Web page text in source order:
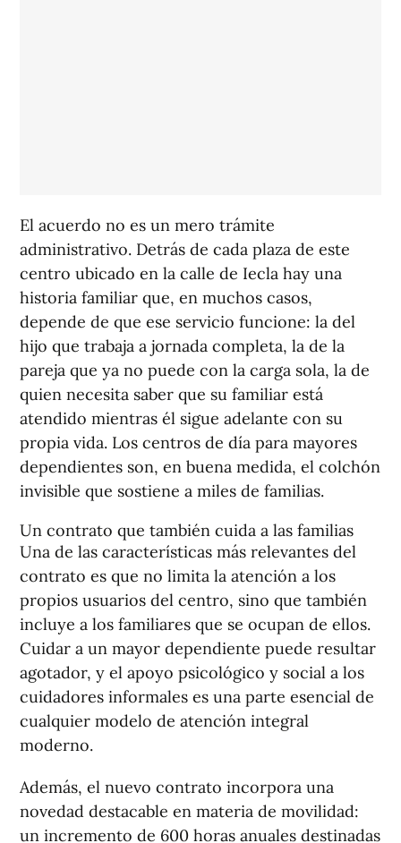
El acuerdo no es un mero trámite
administrativo. Detrás de cada plaza de este
centro ubicado en la calle de Iecla hay una
historia familiar que, en muchos casos,
depende de que ese servicio funcione: la del
hijo que trabaja a jornada completa, la de la
pareja que ya no puede con la carga sola, la de
quien necesita saber que su familiar está
atendido mientras él sigue adelante con su
propia vida. Los centros de día para mayores
dependientes son, en buena medida, el colchón
invisible que sostiene a miles de familias.
Un contrato que también cuida a las familias
Una de las características más relevantes del
contrato es que no limita la atención a los
propios usuarios del centro, sino que también
incluye a los familiares que se ocupan de ellos.
Cuidar a un mayor dependiente puede resultar
agotador, y el apoyo psicológico y social a los
cuidadores informales es una parte esencial de
cualquier modelo de atención integral
moderno.
Además, el nuevo contrato incorpora una
novedad destacable en materia de movilidad:
un incremento de 600 horas anuales destinadas